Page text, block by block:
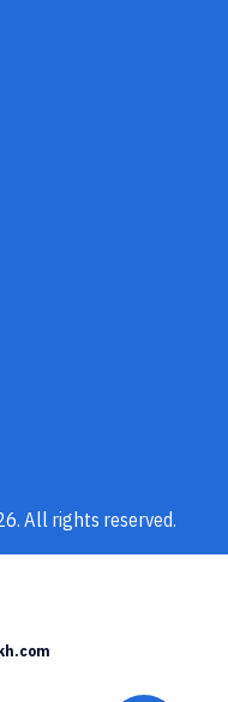
All rights reserved.